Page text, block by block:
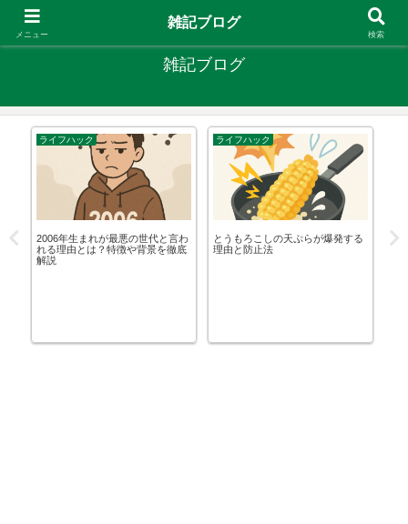
やりたいことがあるなら やってみたら？
雑記ブログ
ライフハック
2006年生まれが最悪の世代と言わ
れる理由とは？特徴や背景を徹底
解説
ライフハック
とうもろこしの天ぷらが爆発する
理由と防止法
無
メニュー
雑記ブログ
検索